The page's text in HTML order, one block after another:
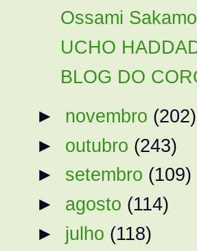
Ossami
UCHO
BLOG DO
► novembro (202)
► outubro (243)
► setembro (109)
► agosto (114)
► julho (118)